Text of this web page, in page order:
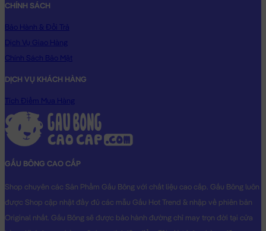
CHÍNH SÁCH
Bảo Hành & Đổi Trả
Dịch Vụ Giao Hàng
Chính Sách Bảo Mật
DỊCH VỤ KHÁCH HÀNG
Tích Điểm Mua Hàng
GẤU BÔNG CAO CẤP
Shop chuyên các Sản Phẩm Gấu Bông với chất liệu cao cấp. Gấu Bông luôn
được Shop cập nhật đầy đủ các mẫu Gấu Hot Trend & nhập về phiên bản
Original nhất. Gấu Bông sẽ được bảo hành đường chỉ may trọn đời tại cửa